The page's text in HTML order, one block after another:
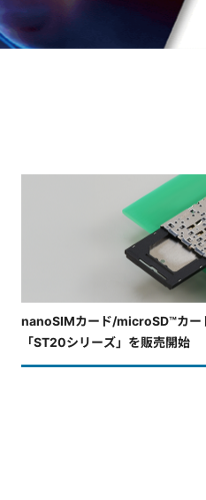
nanoSIMカード/microSD™カー
「ST20シリーズ」を販売開始